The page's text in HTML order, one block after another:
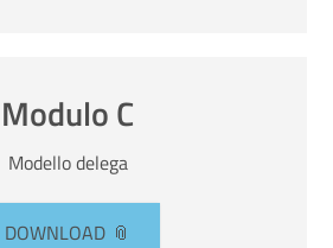
Modulo C
Modello delega
DOWNLOAD